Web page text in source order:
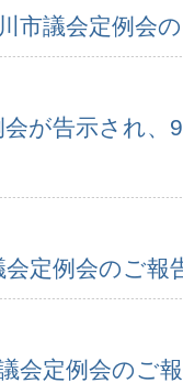
市議会定例会
が告示され、
定例会のご報
会定例会のご